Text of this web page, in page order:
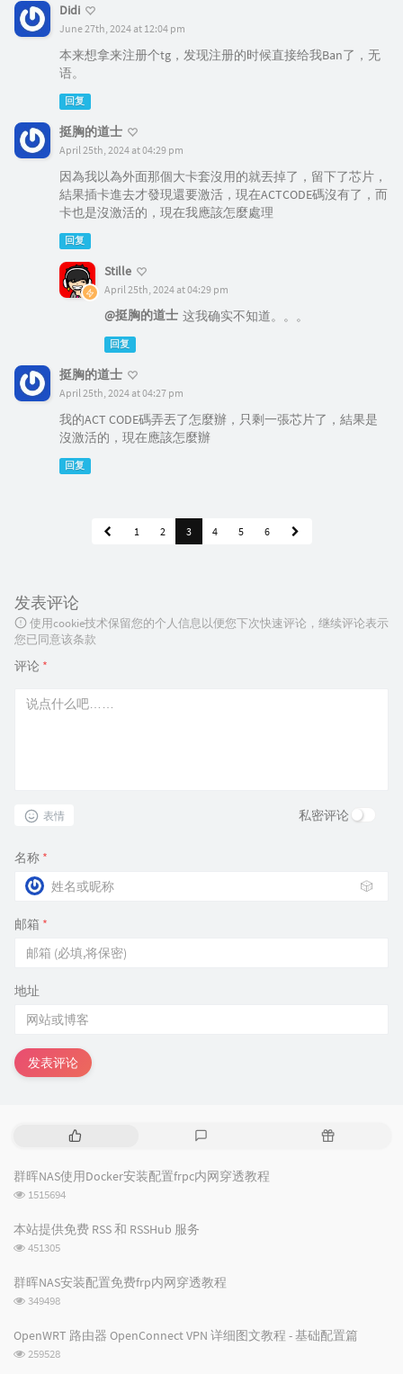
Didi
June 27th, 2024 at 12:04 pm
本来想拿来注册个tg，发现注册的时候直接给我Ban了，无
语。
回复
挺胸的道士
April 25th, 2024 at 04:29 pm
因為我以為外面那個大卡套沒用的就丟掉了，留下了芯片，
結果插卡進去才發現還要激活，現在ACTCODE碼沒有了，而
卡也是沒激活的，現在我應該怎麼處理
回复
Stille
April 25th, 2024 at 04:29 pm
@挺胸的道士 这我确实不知道。。。
回复
挺胸的道士
April 25th, 2024 at 04:27 pm
我的ACT CODE碼弄丟了怎麼辦，只剩一張芯片了，結果是
沒激活的，現在應該怎麼辦
回复
1 2 3 4 5 6
发表评论
使用cookie技术保留您的个人信息以便您下次快速评论，继续评论表示
您已同意该条款
评论 *
表情 私密评论
名称 *
🎲
邮箱 *
地址
发表评论
热
文
章
评
论
随
群晖NAS使用Docker安装配置frpc内网穿透教程
浏
次
数:
1515694
本站提供免费 RSS 和 RSSHub 服务
浏
次
数:
451305
群晖NAS安装配置免费frp内网穿透教程
浏
次
349498
OpenWRT 路由器 OpenConnect VPN 详细图文教程 - 基础配置篇
浏
259528